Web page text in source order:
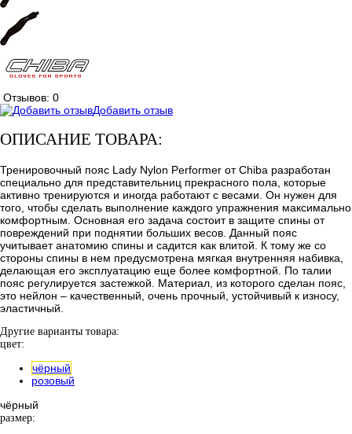
Отзывов: 0
Добавить отзыв
ОПИСАНИЕ ТОВАРА:
Тренировочный пояс Lady Nylon Performer от Chiba разработан
специально для представительниц прекрасного пола, которые
активно тренируются и иногда работают с весами. Он нужен для
того, чтобы сделать выполнение каждого упражнения максимально
комфортным. Основная его задача состоит в защите спины от
повреждений при поднятии больших весов. Данный пояс
учитывает анатомию спины и садится как влитой. К тому же со
стороны спины в нем предусмотрена мягкая внутренняя набивка,
делающая его эксплуатацию еще более комфортной. По талии
пояс регулируется застежкой. Материал, из которого сделан пояс,
это нейлон – качественный, очень прочный, устойчивый к износу,
эластичный.
Другие варианты товара:
цвет:
чёрный
розовый
чёрный
размер: